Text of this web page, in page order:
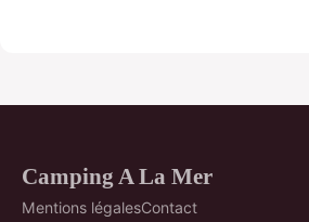
Camping A La Mer
Mentions légalesContact